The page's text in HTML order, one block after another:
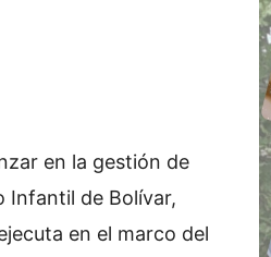
en la gestión de
Infantil de Bolívar,
en el marco del